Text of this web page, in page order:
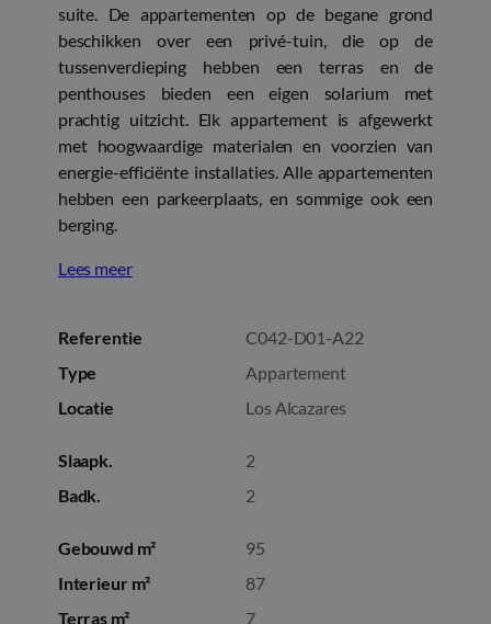
suite. De appartementen op de begane grond
beschikken over een privé-tuin, die op de
tussenverdieping hebben een terras en de
penthouses bieden een eigen solarium met
prachtig uitzicht. Elk appartement is afgewerkt
met hoogwaardige materialen en voorzien van
energie-efficiënte installaties. Alle appartementen
hebben een parkeerplaats, en sommige ook een
berging.
Lees meer
Referentie
C042-D01-A22
Type
Appartement
Locatie
Los Alcazares
Slaapk.
2
Badk.
2
Gebouwd m²
95
Interieur m²
87
Terras m²
7